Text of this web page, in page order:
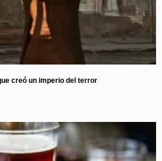
creó un imperio del terror